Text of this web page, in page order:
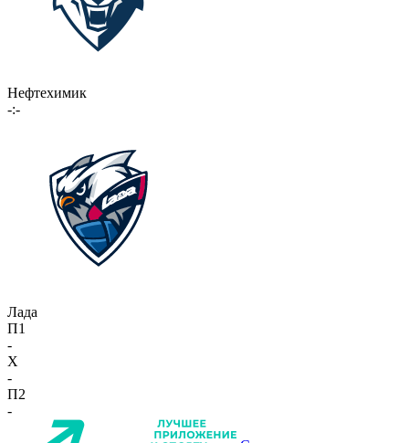
Нефтехимик
-:-
Лада
П1
-
X
-
П2
-